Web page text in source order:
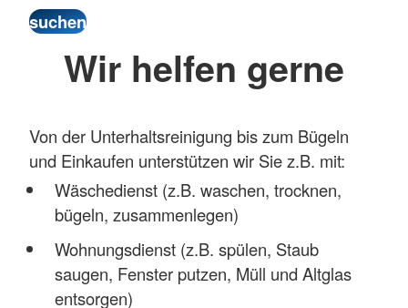
Wir helfen gerne
Von der Unterhaltsreinigung bis zum Bügeln
und Einkaufen unterstützen wir Sie z.B. mit:
Wäschedienst (z.B. waschen, trocknen,
bügeln, zusammenlegen)
Wohnungsdienst (z.B. spülen, Staub
saugen, Fenster putzen, Müll und Altglas
entsorgen)